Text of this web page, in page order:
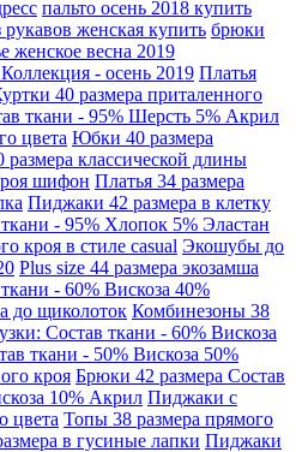
пальто осень 2018 купить
рукавов женская купить брюки
женское весна 2019
- осень 2019 Платья
40 размера приталенного
ткани - 95% Шерсть 5% Акрил
цвета Юбки 40 размера
классической длины
шифон Платья 34 размера
Пиджаки 42 размера в клетку
- 95% Хлопок 5% Эластан
кроя в стиле casual Экошубы до
Plus size 44 размера экозамша
- 60% Вискоза 40%
до щиколоток Комбинезоны 38
Состав ткани - 60% Вискоза
ткани - 50% Вискоза 50%
кроя Брюки 42 размера Состав
10% Акрил Пиджаки с
цвета Топы 38 размера прямого
в гусиные лапки Пиджаки